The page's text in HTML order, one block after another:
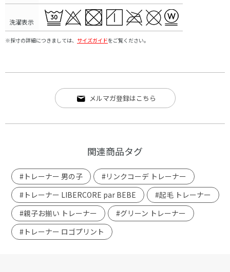
洗濯表示
※採寸の詳細につきましては、 サイズガイドをご覧ください。
メルマガ登録はこちら
関連商品タグ
#トレーナー 男の子
#リンクコーデ トレーナー
#トレーナー LIBERCORE par BEBE
#起毛 トレーナー
#親子お揃い トレーナー
#グリーン トレーナー
#トレーナー ロゴプリント